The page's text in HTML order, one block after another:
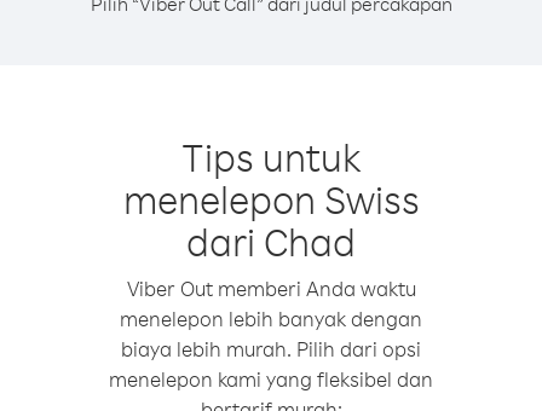
Tips untuk
menelepon Swiss
dari Chad
Viber Out memberi Anda waktu
menelepon lebih banyak dengan
biaya lebih murah. Pilih dari opsi
menelepon kami yang fleksibel dan